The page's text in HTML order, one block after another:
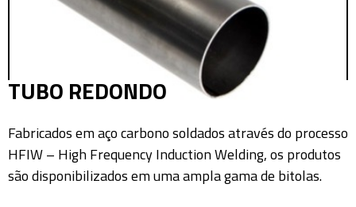
TUBO REDONDO
Fabricados em aço carbono soldados através do processo
HFIW – High Frequency Induction Welding, os produtos
são disponibilizados em uma ampla gama de bitolas.